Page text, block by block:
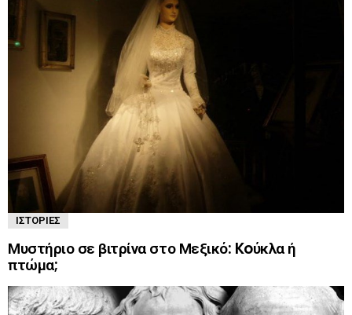
ΙΣΤΟΡΊΕΣ
Μυστήριο σε βιτρίνα στο Μεξικό: Koύκλα ή
πτώμα;